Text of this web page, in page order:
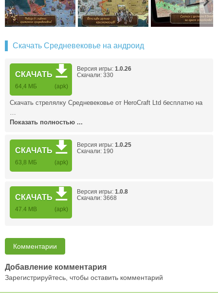
Скачать Средневековье на андроид
СКАЧАТЬ
64,4 МБ (apk)
Версия игры: 1.0.26
Скачали: 330
Скачать стрелялку Средневековье от HeroCraft Ltd бесплатно на
…
Показать полностью ...
СКАЧАТЬ
63,8 МБ (apk)
Версия игры: 1.0.25
Скачали: 190
СКАЧАТЬ
47.4 MB (apk)
Версия игры: 1.0.8
Скачали: 3668
Комментарии
Добавление комментария
Зарегистрируйтесь, чтобы оставить комментарий